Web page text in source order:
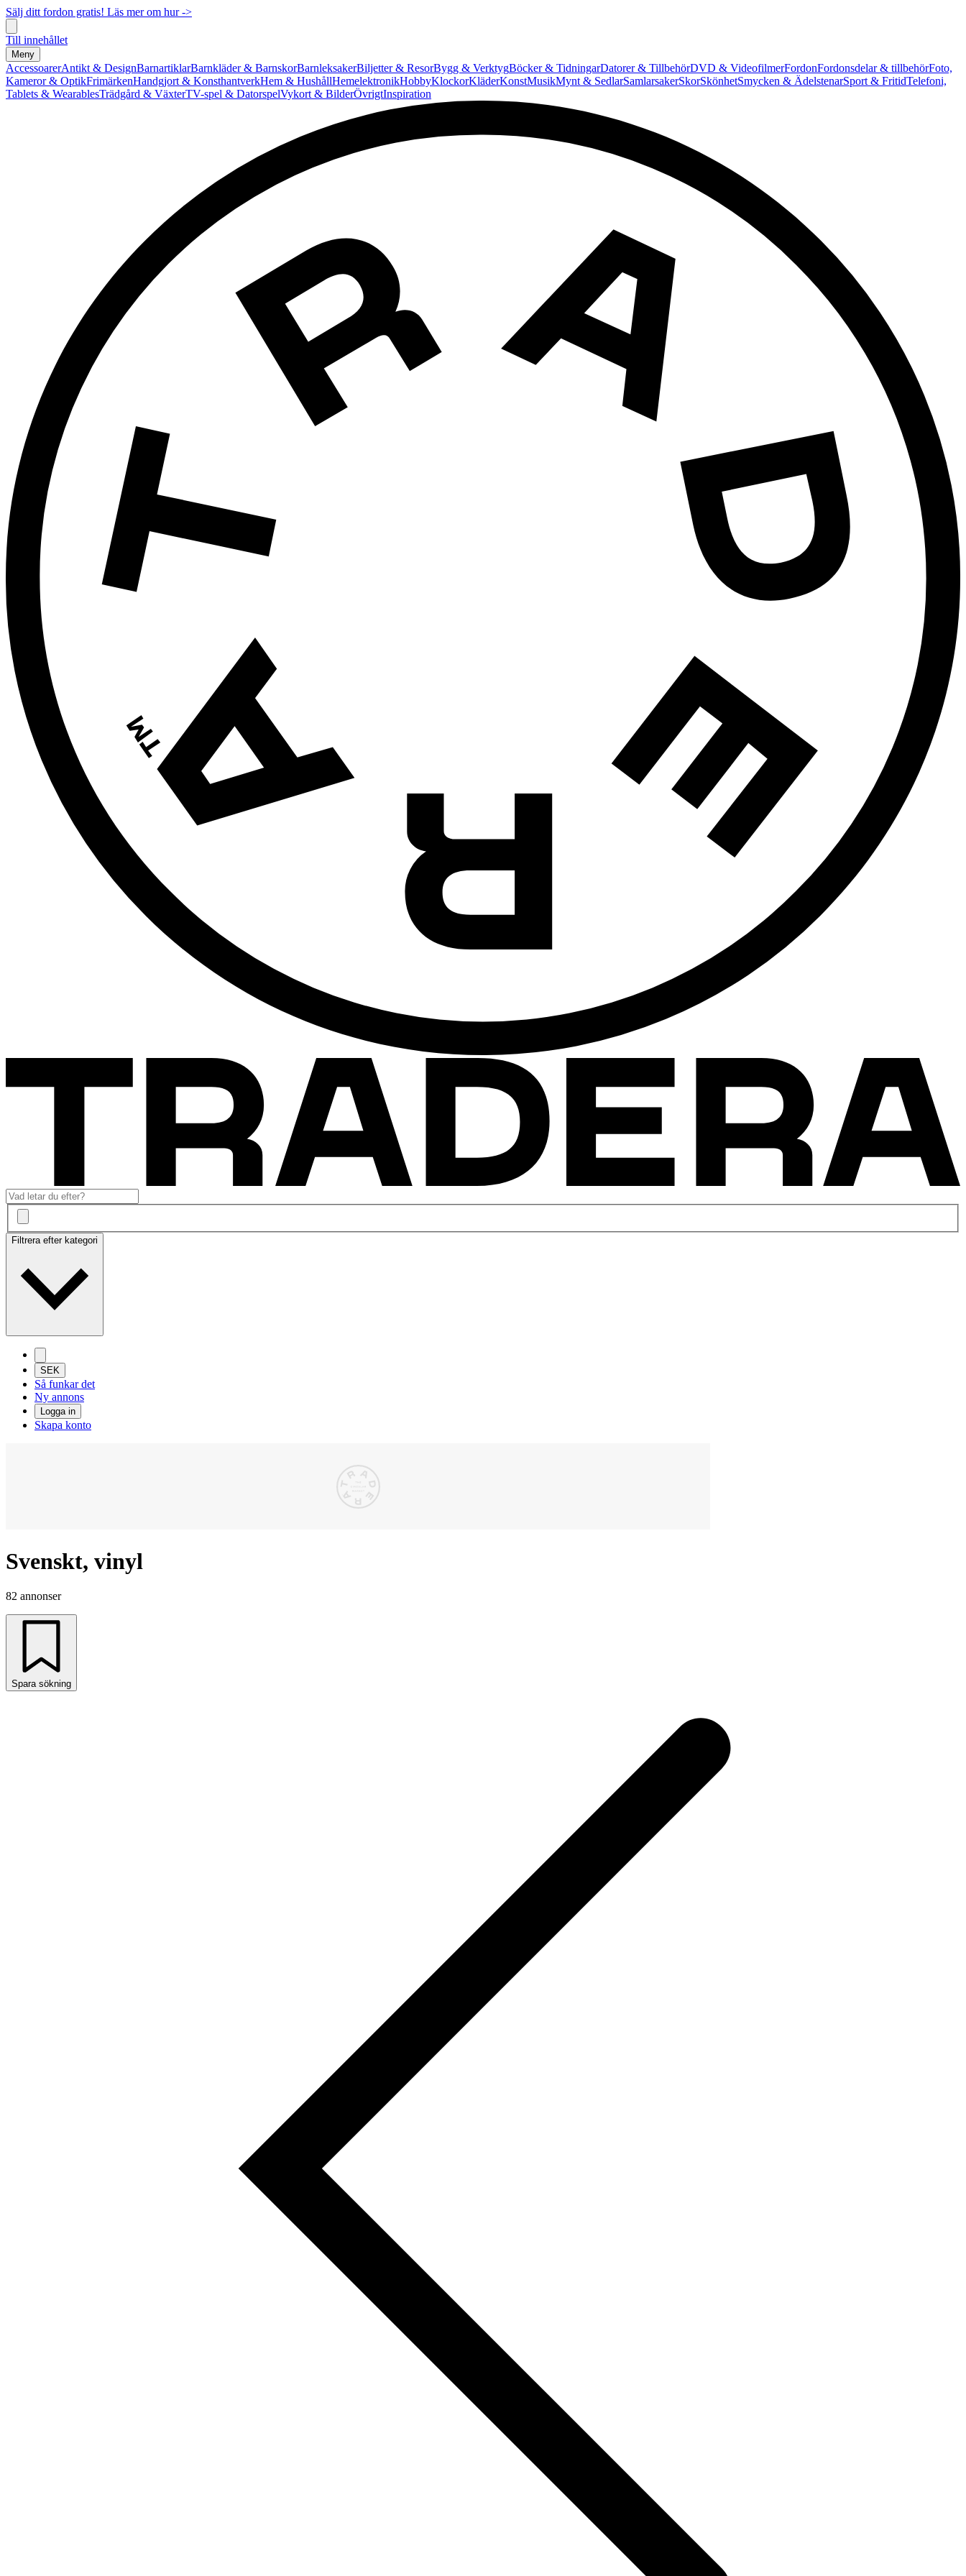
Sälj ditt fordon gratis! Läs mer om hur ->
Till innehållet
Meny
AccessoarerAntikt & DesignBarnartiklarBarnkläder & BarnskorBarnleksakerBiljetter & ResorBygg & VerktygBöcker & TidningarDatorer & TillbehörDVD & VideofilmerFordonFordonsdelar & tillbehörFoto,
Kameror & OptikFrimärkenHandgjort & KonsthantverkHem & HushållHemelektronikHobbyKlockorKläderKonstMusikMynt & SedlarSamlarsakerSkorSkönhetSmycken & ÄdelstenarSport & FritidTelefoni,
Tablets & WearablesTrädgård & VäxterTV-spel & DatorspelVykort & BilderÖvrigtInspiration
Filtrera efter kategori
SEK
Så funkar det
Ny annons
Logga in
Skapa konto
Svenskt, vinyl
82 annonser
Spara sökning